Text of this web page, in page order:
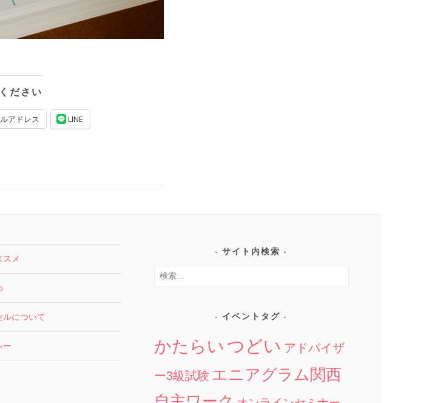
ださい
アドレス LINE
メ
について
ー
サイト内検索
検
イベントタグ
かたらい つどい アドバイザ
ー3級試験 エニアグラム関西